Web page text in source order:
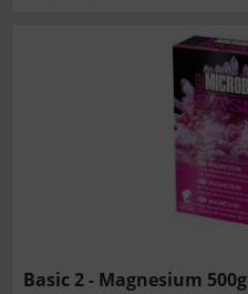
Basic 2 - Magnesium